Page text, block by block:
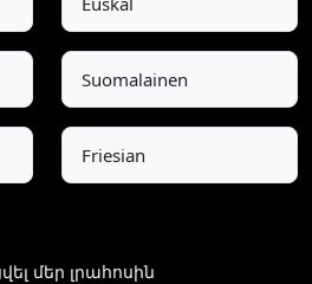
Suomalainen
Friesian
մեր լրահոսին